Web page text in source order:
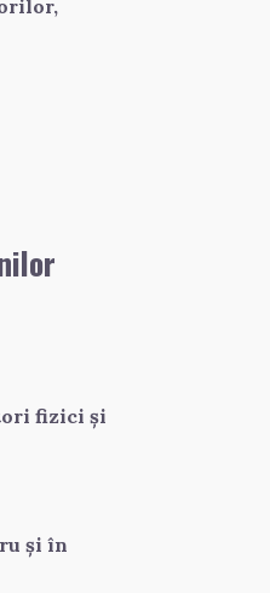
fizici și
și în